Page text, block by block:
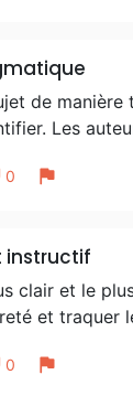
de manière
Les
0 flag
instructif
clair et le
et traquer
0 flag